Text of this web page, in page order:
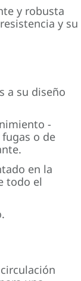
y robusta
y su
a su diseño
-
o de
en la
todo el